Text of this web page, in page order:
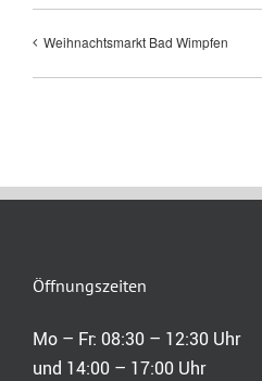
Weihnachtsmarkt Bad Wimpfen
Öffnungszeiten
Mo – Fr: 08:30 – 12:30 Uhr
und 14:00 – 17:00 Uhr